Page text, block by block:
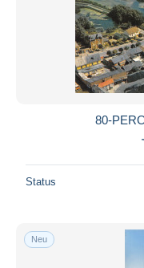
80-
Status
Neu